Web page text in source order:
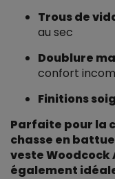
Trous de
au sec
Doublure
confort
Finitions
Parfaite pour la
chasse en
veste Woodcock
également